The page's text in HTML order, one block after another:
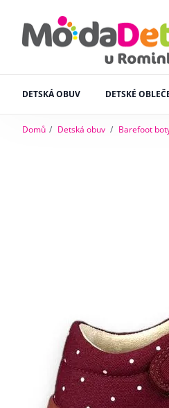
DETSKÁ OBUV DETSKÉ
Domů Detská obuv Barefoot